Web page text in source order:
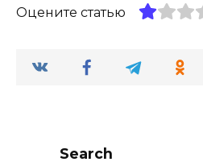
Оцените статью
Search